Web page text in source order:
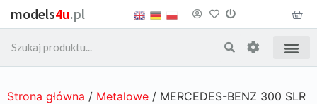
models4u.pl
Strona główna / Metalowe / MERCEDES-BENZ 300 SLR